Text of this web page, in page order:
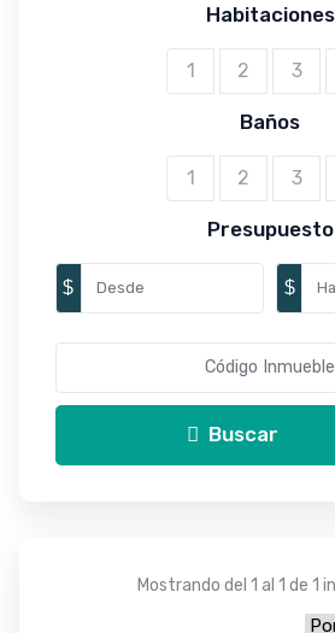
Habitaciones
1 2 3
Baños
1 2 3
Presupuesto
$ $
Buscar
Mostrando del 1 al 1 de 1